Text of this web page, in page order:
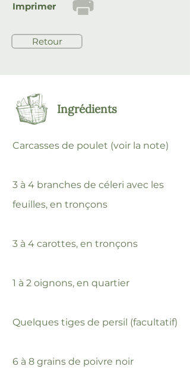
Imprimer
Retour
Ingrédients
Carcasses de poulet (voir la note)
3 à 4 branches de céleri avec les
feuilles, en tronçons
3 à 4 carottes, en tronçons
1 à 2 oignons, en quartier
Quelques tiges de persil (facultatif)
6 à 8 grains de poivre noir